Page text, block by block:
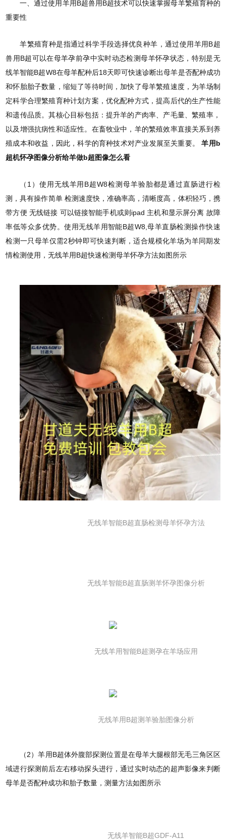
一、通过使用羊用B超兽用B超技术可以快速掌握母羊繁殖育种的
重要性
羊繁殖育种是指通过科学手段选择优良种羊，通过使用羊用B超
兽用B超可以在母羊孕前孕中实时动态检测母羊怀孕状态，特别是无
线羊智能B超W8在母羊配种后18天即可快速诊断出母羊是否配种成功
和怀胎胎子数量，缩短了等待时间，加快了母羊繁殖速度，为羊场制
定科学合理繁殖育种计划方案，优化配种方式，提高后代的生产性能
和遗传品质。其核心目标包括：提升羊的产肉率、产毛量、繁殖率，
以及增强抗病性和适应性。在畜牧业中，羊的繁殖效率直接关系到养
殖成本和收益，因此，科学的育种技术对产业发展至关重要。羊用b
超机怀孕图像分析给羊做b超图像怎么看
（1）使用无线羊用B超W8检测母羊验胎都是通过直肠进行检
测，具有操作简单 检测速度快，准确率高，清晰度高，体积轻巧，携
带方便 无线链接 可以链接智能手机或则ipad 主机和显示屏分离 故障
率低等众多优势。使用无线羊用智能B超W8,母羊直肠检测操作快速
检测一只母羊仅需2秒钟即可快速判断，适合规模化羊场为羊同期发
情检测使用，无线羊用B超快速检测母羊怀孕方法如图所示
无线羊智能B超直肠检测母羊怀孕方法
无线羊智能B超直肠测羊怀孕图像分析
无线羊用智能B超测孕在羊场应用
无线羊用B超测羊验胎图像分析
（2）羊用B超体外腹部探测位置是在母羊大腿根部无毛三角区区
域进行探测前后左右移动探头进行，通过实时动态的超声影像来判断
母羊是否配种成功和胎子数量，测量方法如图所示
无线羊智能B超GDF-A11